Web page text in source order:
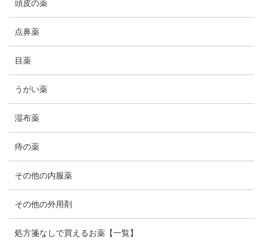
頭皮の薬
点鼻薬
目薬
うがい薬
湿布薬
痔の薬
その他の内服薬
その他の外用剤
処方箋なしで買えるお薬【一覧】